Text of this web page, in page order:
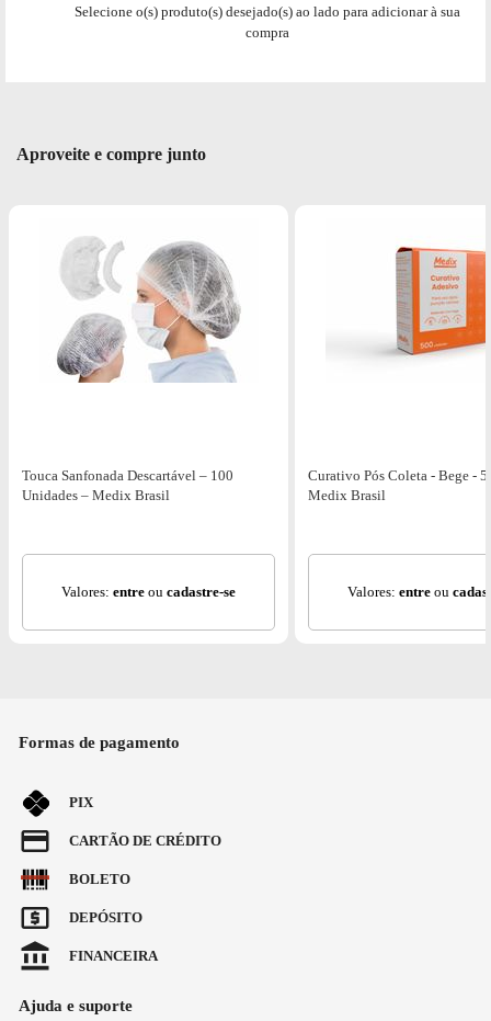
Selecione o(s) produto(s) desejado(s) ao lado para adicionar à sua
compra
Aproveite e compre junto
Touca Sanfonada Descartável – 100
Unidades – Medix Brasil
Valores: entre ou cadastre-se
Curativo Pós Coleta - Bege -
Medix Brasil
Valores: entre ou
Formas de pagamento
PIX
CARTÃO DE CRÉDITO
BOLETO
DEPÓSITO
FINANCEIRA
Ajuda e suporte